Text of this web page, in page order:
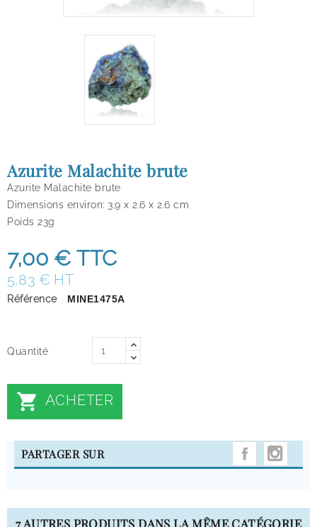
Azurite Malachite brute
Azurite Malachite brute
Dimensions environ: 3.9 x 2.6 x 2.6 cm
Poids 23g
7,00 € TTC
5,83 € HT
Référence MINE1475A
Quantité
 ACHETER
PARTAGER SUR
7 AUTRES PRODUITS DANS LA MÊME CATÉGORIE